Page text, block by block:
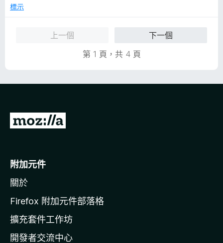
分
滿
標示
上一個
下一個
第 1 頁，共 4 頁
前
o
i
l
a
官
附加元件
關於
Firefox 附加元件部落格
擴充套件工作坊
開發者交流中心